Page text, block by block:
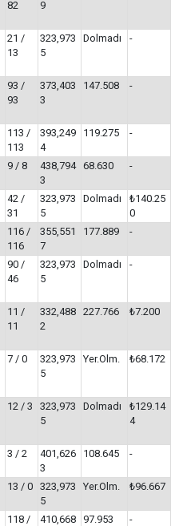
82
9
21 /
13
323,973
5
Dolmadı -
93 /
93
373,403
3
147.508 -
113 /
113
393,249
4
119.275 -
9 / 8
438,794
3
68.630 -
42 /
31
323,973
5
Dolmadı
₺140.25
0
116 /
116
355,551
7
177.889 -
90 /
46
323,973
5
Dolmadı -
11 /
11
332,488
2
227.766 ₺7.200
7 / 0
323,973
5
Yer.Olm. ₺68.172
12 / 3
323,973
5
Dolmadı
₺129.14
4
3 / 2
401,626
3
108.645 -
13 / 0 323,973
5
Yer.Olm. ₺96.667
118 /
410,668
97.953 -